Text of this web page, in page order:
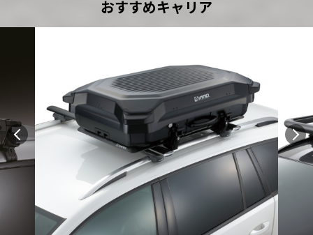
おすすめキャリア